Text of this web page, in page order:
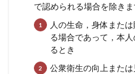
で認められる場合を除きま
人の生命，身体また
る場合であって，本
るとき
公衆衛生の向上また